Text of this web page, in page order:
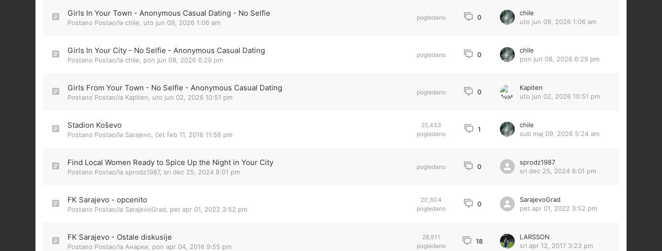
Girls In Your Town - Anonymous Casual Dating - No Selfie
Postano Postao/la chile uto jun 09, 2026 1:06 am
pogledano 0
chile
uto jun 09, 2026 1:06 am
Girls In Your City - No Selfie - Anonymous Casual Dating
Postano Postao/la chile pon jun 08, 2026 6:29 pm
pogledano 0
chile
pon jun 08, 2026 6:29 pm
Girls From Your Town - No Selfie - Anonymous Casual Dating
Postano Postao/la Kapiten uto jun 02, 2026 10:51 pm
pogledano 0
Kapiten
uto jun 02, 2026 10:51 pm
Stadion Koševo
Postano Postao/la Sarajevo čet feb 11, 2016 11:56 pm
25,453
pogledano
1
chile
sub maj 09, 2026 5:24 am
Find Local Women Ready to Spice Up the Night in Your City
Postano Postao/la sprodz1987, sri dec 25, 2024 8:01 pm
pogledano 0
sprodz1987
sri dec 25, 2024 8:01 pm
FK Sarajevo - opcenito
Postano Postao/la SarajevoGrad pet apr 01, 2022 3:52 pm
20,604
pogledano
0
SarajevoGrad
pet apr 01, 2022 3:52 pm
FK Sarajevo - Ostale diskusije
Postano Postao/la Анарки pon apr 04, 2016 9:55 pm
28,911
pogledano
18
LARSSON
sri apr 12, 2017 3:23 pm